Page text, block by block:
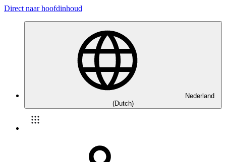
Direct naar hoofdinhoud
Nederland
(Dutch)